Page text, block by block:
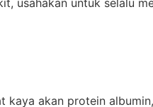
akan protein